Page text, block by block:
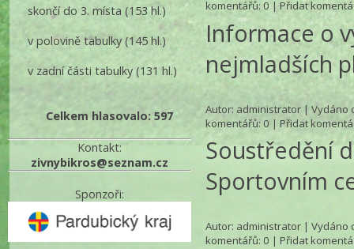
skončí do 3. místa (153 hl.)
v polovině tabulky(145 hl.)
v zadní části tabulky (131 hl.)
Celkem hlasovalo: 597
Kontakt:
zivnybikros@seznam.cz
Sponzoři:
komentářů: 0 | Přidat
Informace o
nejmladších
Autor: administrator| Vydáno
komentářů: 0 | Přidat
Soustředění
Sportovním
Autor: administrator| Vydáno
komentářů: 0 | Přidat